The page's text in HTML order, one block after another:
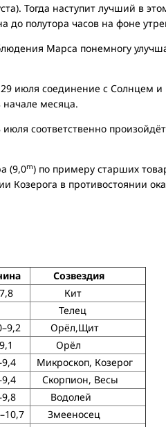
Тогда наступит лучший в
до полутора часов на фоне
Марса понемногу
июля соединение с Солнцем и
месяца.
соответственно
(9,0m) по примеру старших
Козерога в противостоянии
Созвездия
Кит
Телец
Орёл,Щит
Орёл
Микроскоп, Козерог
Скорпион, Весы
Водолей
Змееносец